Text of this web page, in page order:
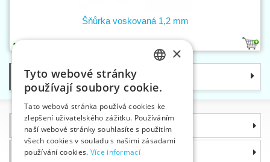
Šňůrka voskovaná 1,2 mm
Kategorie
Informace
Proč si zvolit právě nás
ENGLISH
GERMAN
×
Tyto webové stránky
používají soubory cookie.
Tato webová stránka používá cookies ke
zlepšení uživatelského zážitku. Používáním
naší webové stránky souhlasíte s použitím
všech cookies v souladu s našimi zásadami
používání cookies. Více informací